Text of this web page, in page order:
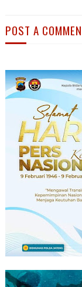
POST A